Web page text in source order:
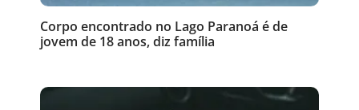
Corpo encontrado no Lago Paranoá é de
jovem de 18 anos, diz família